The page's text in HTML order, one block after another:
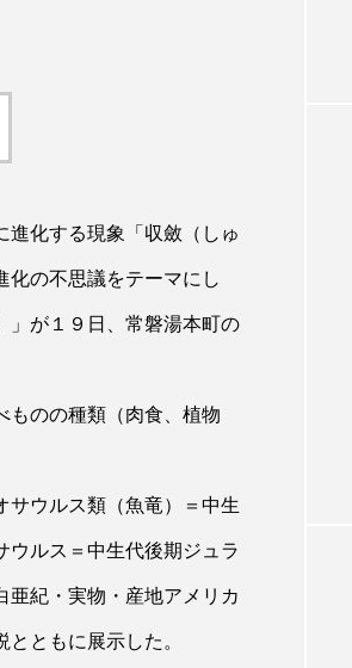
化する現象「収斂（しゅ
化の不思議をテーマにし
」が１９日、常磐湯本町の
のの種類（肉食、植物
ウルス類（魚竜）＝中生
ウルス＝中生代後期ジュラ
亜紀・実物・産地アメリカ
ともに展示した。